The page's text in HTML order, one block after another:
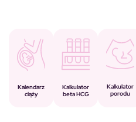
Kalendarz
ciąży
Kalkulator
beta HCG
Kalkulator
porodu